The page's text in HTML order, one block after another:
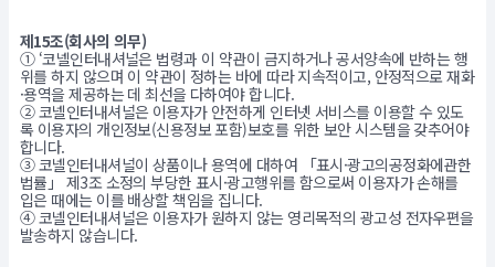
제15조(회사의 의무)
① ‘코넬인터내셔널은 법령과 이 약관이 금지하거나 공서양속에 반하는 행
위를 하지 않으며 이 약관이 정하는 바에 따라 지속적이고, 안정적으로 재화
·용역을 제공하는 데 최선을 다하여야 합니다.
② 코넬인터내셔널은 이용자가 안전하게 인터넷 서비스를 이용할 수 있도
록 이용자의 개인정보(신용정보 포함)보호를 위한 보안 시스템을 갖추어야
합니다.
③ 코넬인터내셔널이 상품이나 용역에 대하여 「표시·광고의공정화에관한
법률」 제3조 소정의 부당한 표시·광고행위를 함으로써 이용자가 손해를
입은 때에는 이를 배상할 책임을 집니다.
④ 코넬인터내셔널은 이용자가 원하지 않는 영리목적의 광고성 전자우편을
발송하지 않습니다.